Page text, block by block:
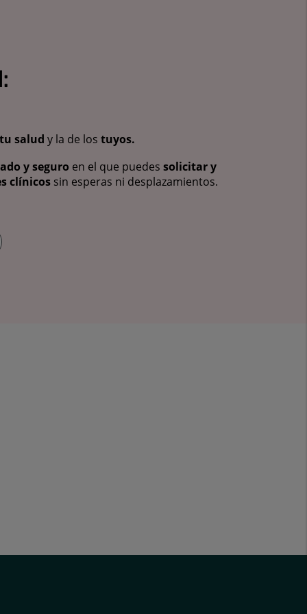
tu salud y la de los tuyos.
y seguro en el que puedes solicitar y
clínicos sin esperas ni desplazamientos.